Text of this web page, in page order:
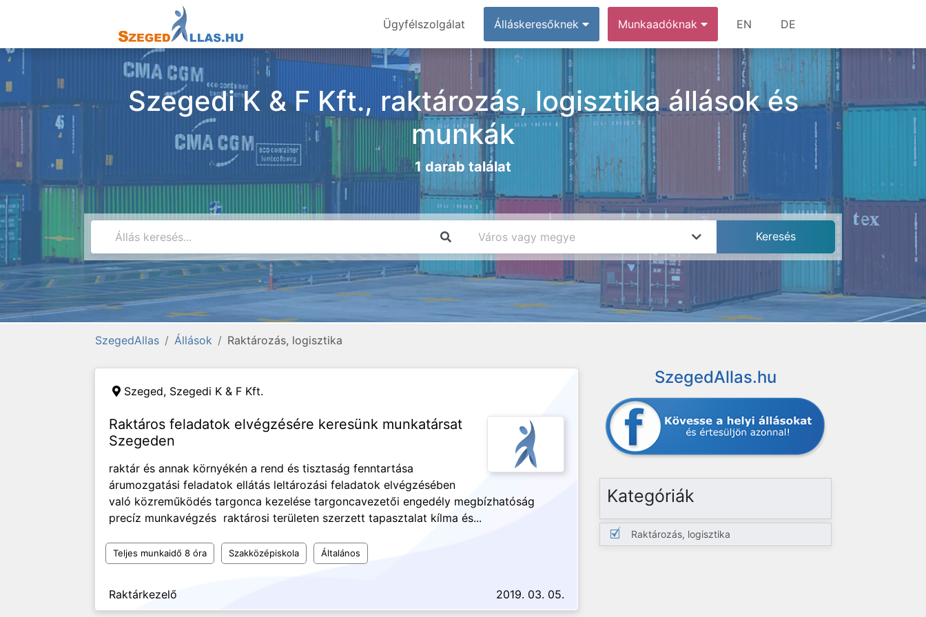
Ügyfélszolgálat Álláskeresőknek Munkaadóknak EN DE
Szegedi K & F Kft., raktározás, logisztika állások és
munkák
1 darab találat
SzegedAllas Állások Raktározás, logisztika
Szeged, Szegedi K & F Kft.
Raktáros feladatok elvégzésére keresünk munkatársat
Szegeden
raktár és annak környékén a rend és tisztaság fenntartása
árumozgatási feladatok ellátás leltározási feladatok elvégzésében
való közreműködés targonca kezelése targoncavezetői engedély megbízhatóság
precíz munkavégzés raktárosi területen szerzett tapasztalat kílma és...
Teljes munkaidő 8 óra Szakközépiskola Általános
Raktárkezelő 2019. 03. 05.
SzegedAllas.hu
Kategóriák
Raktározás, logisztika